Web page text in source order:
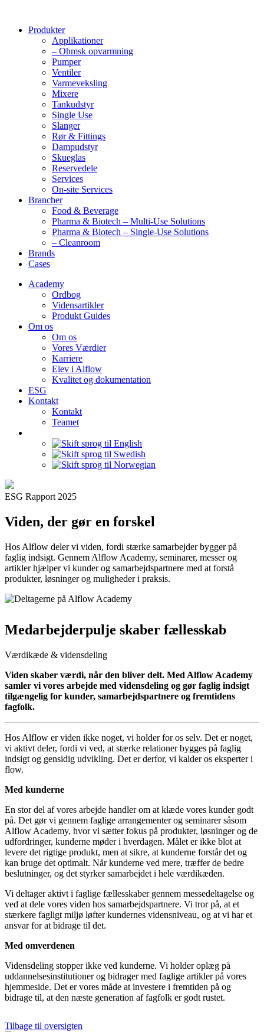
Produkter
Applikationer
– Ohmsk opvarmning
Pumper
Ventiler
Varmeveksling
Mixere
Tankudstyr
Single Use
Slanger
Rør & Fittings
Dampudstyr
Skueglas
Reservedele
Services
On-site Services
Brancher
Food & Beverage
Pharma & Biotech – Multi-Use Solutions
Pharma & Biotech – Single-Use Solutions
– Cleanroom
Brands
Cases
Academy
Ordbog
Vidensartikler
Produkt Guides
Om os
Om os
Vores Værdier
Karriere
Elev i Alflow
Kvalitet og dokumentation
ESG
Kontakt
Kontakt
Teamet
ESG Rapport 2025
Viden, der gør en forskel
Hos Alflow deler vi viden, fordi stærke samarbejder bygger på
faglig indsigt. Gennem Alflow Academy, seminarer, messer og
artikler hjælper vi kunder og samarbejdspartnere med at forstå
produkter, løsninger og muligheder i praksis.
Medarbejderpulje skaber fællesskab
Værdikæde & vidensdeling
Viden skaber værdi, når den bliver delt. Med Alflow Academy
samler vi vores arbejde med vidensdeling og gør faglig indsigt
tilgængelig for kunder, samarbejdspartnere og fremtidens
fagfolk.
Hos Alflow er viden ikke noget, vi holder for os selv. Det er noget,
vi aktivt deler, fordi vi ved, at stærke relationer bygges på faglig
indsigt og gensidig udvikling. Det er derfor, vi kalder os eksperter i
flow.
Med kunderne
En stor del af vores arbejde handler om at klæde vores kunder godt
på. Det gør vi gennem faglige arrangementer og seminarer såsom
Alflow Academy, hvor vi sætter fokus på produkter, løsninger og de
udfordringer, kunderne møder i hverdagen. Målet er ikke blot at
levere det rigtige produkt, men at sikre, at kunderne forstår det og
kan bruge det optimalt. Når kunderne ved mere, træffer de bedre
beslutninger, og det styrker samarbejdet i hele værdikæden.
Vi deltager aktivt i faglige fællesskaber gennem messedeltagelse og
ved at dele vores viden hos samarbejdspartnere. Vi tror på, at et
stærkere fagligt miljø løfter kundernes vidensniveau, og at vi har et
ansvar for at bidrage til det.
Med omverdenen
Vidensdeling stopper ikke ved kunderne. Vi holder oplæg på
uddannelsesinstitutioner og bidrager med faglige artikler på vores
hjemmeside. Det er vores måde at investere i fremtiden på og
bidrage til, at den næste generation af fagfolk er godt rustet.
Tilbage til oversigten